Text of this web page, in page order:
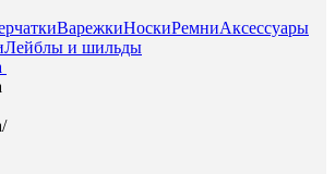
ВарежкиНоскиРемниАксессуары
Лейблы и шильды
/